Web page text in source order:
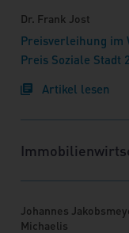
Dr. Frank Jost
Preisverleihung im
Preis Soziale Stadt
Artikel lesen
Johannes
Michaelis